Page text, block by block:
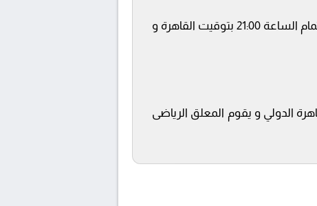
يلتقى اليوم 26/3/2026 كلا من نادى نادي زد و المقاولون العرب فى بطولة كأس عاصمة مصر فى تمام الساعة 21:00 بتوقيت القاهرة و
الدولي و يقوم المعلق الرياضى